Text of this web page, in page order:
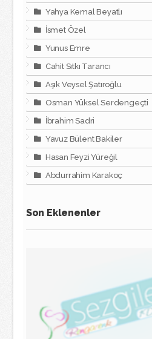
Yahya Kemal Beyatlı
İsmet Özel
Yunus Emre
Cahit Sıtkı Tarancı
Aşık Veysel Şatıroğlu
Osman Yüksel Serdengeçti
İbrahim Sadri
Yavuz Bülent Bakiler
Hasan Feyzi Yüreğil
Abdurrahim Karakoç
Son Eklenenler